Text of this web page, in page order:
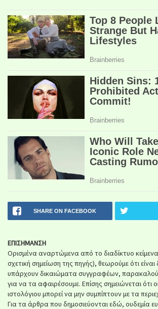
SHARE ON FACEBOOK
ΕΠΙΣΗΜΑΝΣΗ
Ορισμένα αναρτώμενα από το διαδίκτυο κείμενα
σχετική σημείωση της πηγής), θεωρούμε ότι
υπάρχουν δικαιώματα συγγραφέων,
για να τα αφαιρέσουμε. Επίσης σημειώνεται ότι
ιστολόγιου μπορεί να μην συμπίπτουν με τα
Για τα άρθρα που δημοσιεύονται εδώ, ουδεμία